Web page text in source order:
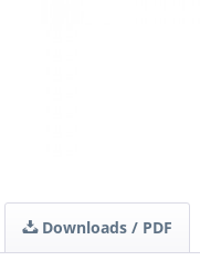
Downloads / PDF